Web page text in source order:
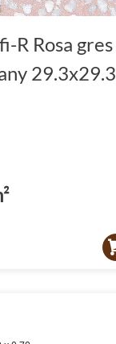
R Rosa gres
29.3x29.3